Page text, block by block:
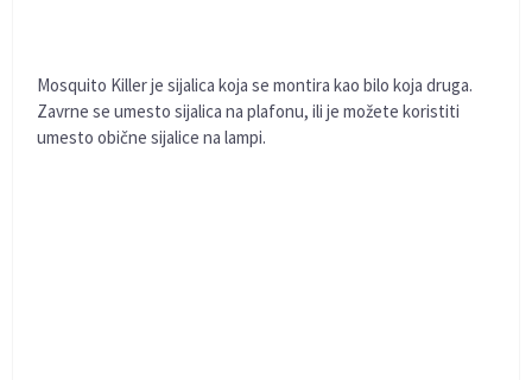
Mosquito Killer je sijalica koja se montira kao bilo koja druga.
Zavrne se umesto sijalica na plafonu, ili je možete koristiti
umesto obične sijalice na lampi.